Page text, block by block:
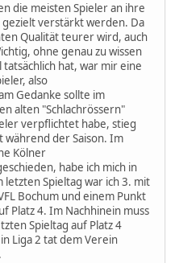
die meisten Spieler an ihre
verstärkt werden. Da
Qualität teurer wird, auch
ohne genau zu wissen
hat, war mir eine
also
Gedanke sollte im
alten "Schlachrössern"
verpflichtet habe, stieg
während der Saison. Im
Kölner
habe ich mich in
Spieltag war ich 3. mit
Bochum und einem Punkt
Platz 4. Im Nachhinein muss
Spieltag auf Platz 4
Liga 2 tat dem Verein